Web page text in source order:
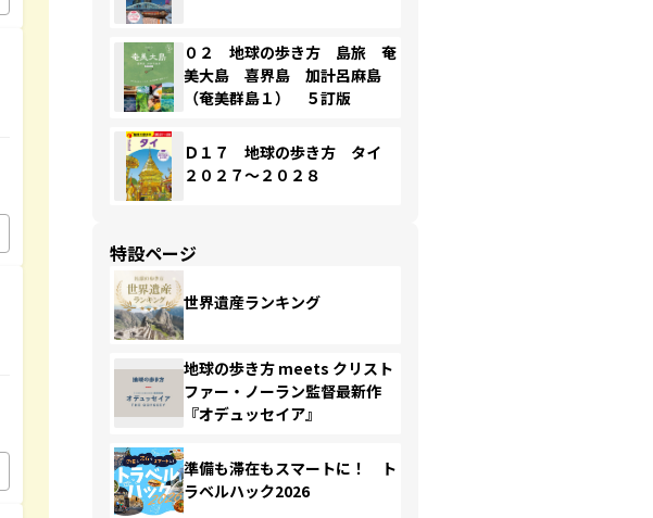
０２ 地球の歩き方 島旅 奄
美大島 喜界島 加計呂麻島
（奄美群島１） ５訂版
Ｄ１７ 地球の歩き方 タイ
２０２７～２０２８
特設ページ
世界遺産ランキング
地球の歩き方 meets クリスト
ファー・ノーラン監督最新作
『オデュッセイア』
準備も滞在もスマートに！ ト
ラベルハック2026